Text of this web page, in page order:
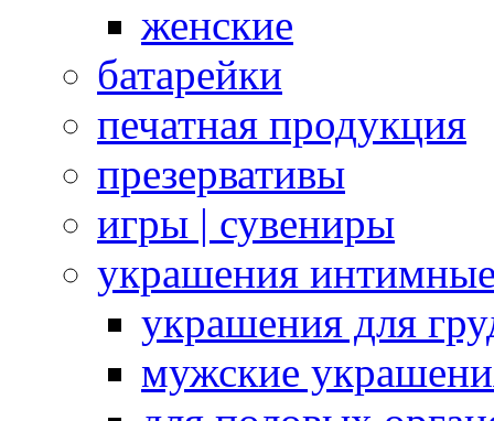
женские
батарейки
печатная продукция
презервативы
игры | сувениры
украшения
украшения для
мужские